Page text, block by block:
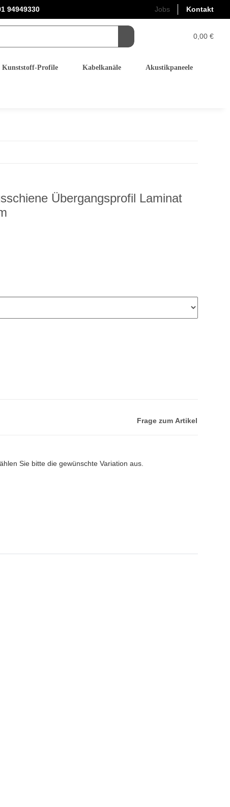
94949330 Jobs Kontakt
0,00 €
Kunststoff-Profile Kabelkanäle Akustikpaneele
Übergangsprofil Laminat
Frage zum Artikel
Sie bitte die gewünschte Variation aus.